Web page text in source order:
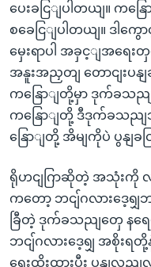
ပေးခငြျပါတယျ။ ကနြ
စခေငြျပါတယျ။ ဒါ
မှေးရာပါ အခှင့ျအရေးတှ
အနူးအညှတျ တောငျးပန
ကနြောျတို့မှာ ဒုက်ခသည
ကနြောျတို့ ဒီဒုက်ခသညျ
နြောျတို့ အိမျကိုပဲ ပွနျခင
ရိုဟငျဂြာဆိုတဲ့ အသုံးကို
ကတော့ ဘငျ်ဂလားဒေ့ရျှ
ခြီတဲ့ ဒုက်ခသညျတှေ နရေ
ဘငျ်ဂလားဒေ့ရျှ အစိုး
ရေးထိုးထားပွီး ပွနျလညျ